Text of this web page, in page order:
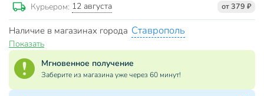
Курьером: 12 августа от 379 ₽
Наличие в магазинах города Ставрополь
Показать
Мгновенное получение
Заберите из магазина уже через 60 минут!